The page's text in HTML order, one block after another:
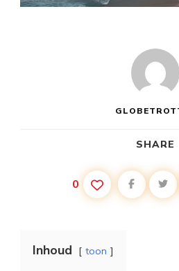
SHARE
0
Inhoud toon